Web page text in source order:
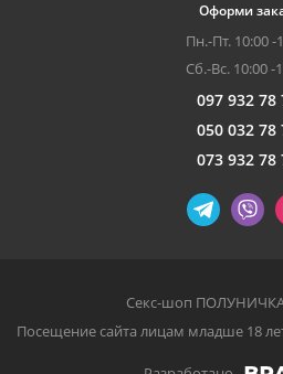
Оформи
Пн.-Пт. 10:00 -
Сб.-Вс. 10:00 -
097 932 78
050 032 78
073 932 78
Секс-шоп ПОЛУНИЧКА
Посещение сайта лицам младше 18